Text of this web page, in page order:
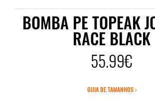
BOMBA PE TOPEAK
RACE BLACK
55.99€
GUIA DE TAMANHOS ›